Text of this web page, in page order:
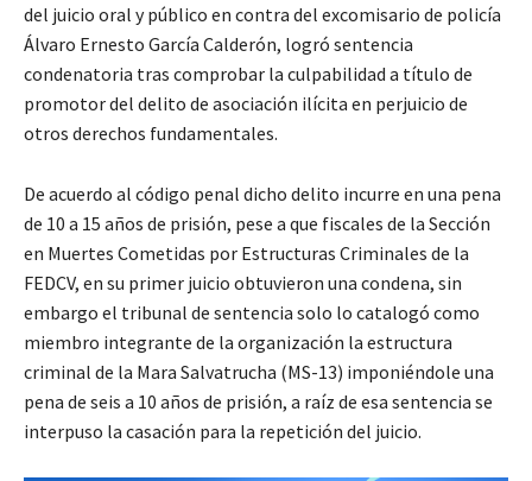
del juicio oral y público en contra del excomisario de policía
Álvaro Ernesto García Calderón, logró sentencia
condenatoria tras comprobar la culpabilidad a título de
promotor del delito de asociación ilícita en perjuicio de
otros derechos fundamentales.
De acuerdo al código penal dicho delito incurre en una pena
de 10 a 15 años de prisión, pese a que fiscales de la Sección
en Muertes Cometidas por Estructuras Criminales de la
FEDCV, en su primer juicio obtuvieron una condena, sin
embargo el tribunal de sentencia solo lo catalogó como
miembro integrante de la organización la estructura
criminal de la Mara Salvatrucha (MS-13) imponiéndole una
pena de seis a 10 años de prisión, a raíz de esa sentencia se
interpuso la casación para la repetición del juicio.